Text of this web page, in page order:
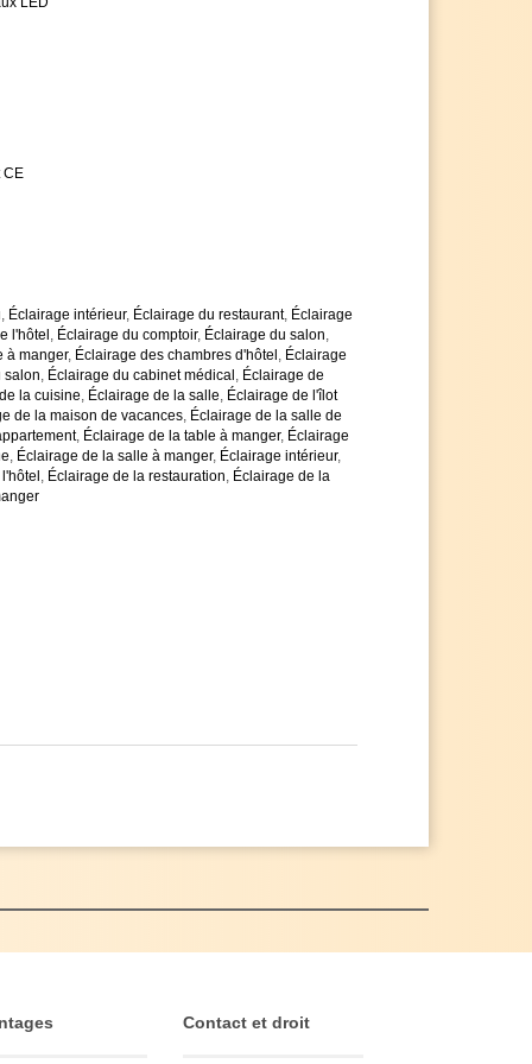
de quantité en cas de nombre d'articles plus
CE
, Éclairage intérieur, Éclairage du restaurant, Éclairage
l'hôtel , Éclairage du comptoir, Éclairage du salon,
à manger, Éclairage des chambres d'hôtel , Éclairage
salon, Éclairage du cabinet médical , Éclairage de
la cuisine, Éclairage de la salle, Éclairage de l'îlot
de la maison de vacances, Éclairage de la salle de
, Éclairage de la table à manger, Éclairage
, Éclairage de la salle à manger, Éclairage intérieur,
, Éclairage de la restauration, Éclairage de la
Contact et droit